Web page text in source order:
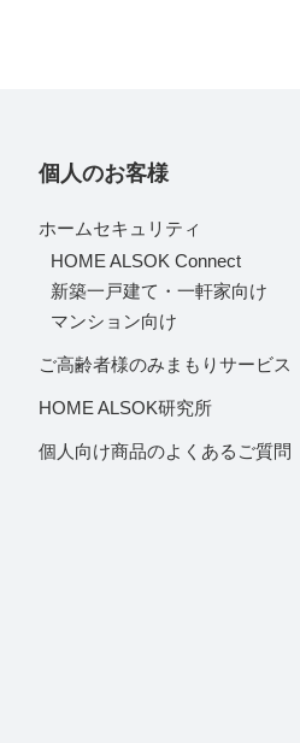
個人のお客様
ホームセキュリティ
HOME ALSOK Connect
新築一戸建て・一軒家向け
マンション向け
ご高齢者様のみまもりサービス
HOME ALSOK研究所
個人向け商品のよくあるご質問